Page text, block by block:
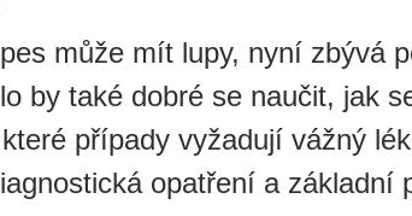
může mít lupy, nyní zbývá
by také dobré se naučit, jak
případy vyžadují vážný
opatření a základní